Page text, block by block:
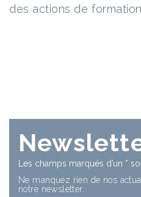
des actions de
Les champs marqués d’un *
Ne manquez rien de nos
notre newsletter.